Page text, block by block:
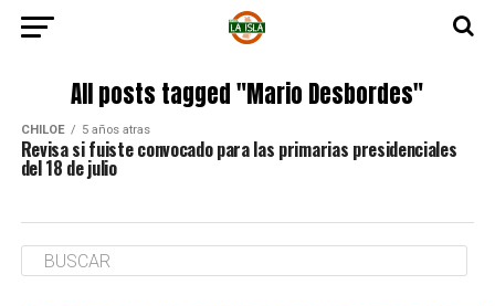
All posts tagged "Mario Desbordes"
CHILOE 5 años atras
Revisa si fuiste convocado para las primarias presidenciales
del 18 de julio